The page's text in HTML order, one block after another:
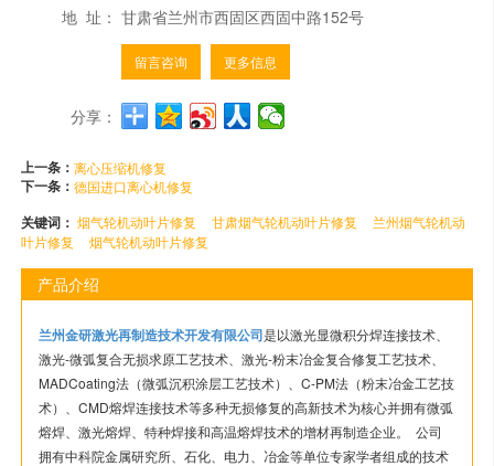
地 址： 甘肃省兰州市西固区西固中路152号
留言咨询 更多信息
分享：
上一条：离心压缩机修复
下一条：德国进口离心机修复
关键词：烟气轮机动叶片修复 甘肃烟气轮机动叶片修复
兰州烟气轮机动
叶片修复
烟气轮机动叶片修复
产品介绍
兰州金研激光再制造技术开发有限公司是以激光显微积分焊连接技术、
激光-微弧复合无损求原工艺技术、激光-粉末冶金复合修复工艺技术、
MADCoating法（微弧沉积涂层工艺技术）、C-PM法（粉末冶金工艺技
术）、CMD熔焊连接技术等多种无损修复的高新技术为核心并拥有微弧
熔焊、激光熔焊、特种焊接和高温熔焊技术的增材再制造企业。 公司
拥有中科院金属研究所、石化、电力、冶金等单位专家学者组成的技术